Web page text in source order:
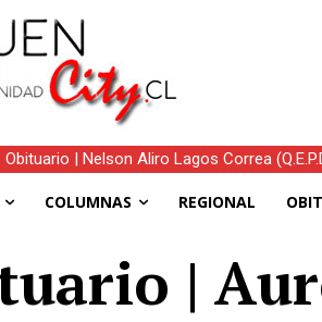
Obituario | Nelson Aliro Lagos Correa
COLUMNAS REGIONAL
|